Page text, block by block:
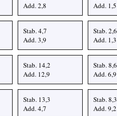
Add. 2,8
Add. 1,5
Stab. 4,7
Add. 3,9
Stab. 2,6
Add. 1,3
Stab. 14,2
Add. 12,9
Stab. 8,6
Add. 6,9
Stab. 13,3
Add. 4,7
Stab. 8,3
Add. 9,2